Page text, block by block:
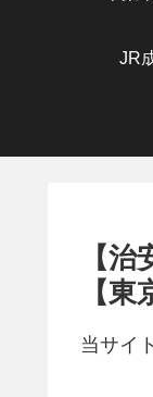
JR
【
【
当サイ